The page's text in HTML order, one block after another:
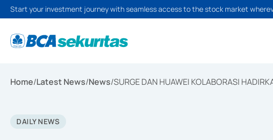
Start your investment journey with seamless access to the stock market
Home/Latest News/News/SURGE DAN HUAWEI KOLABORASI
DAILY NEWS